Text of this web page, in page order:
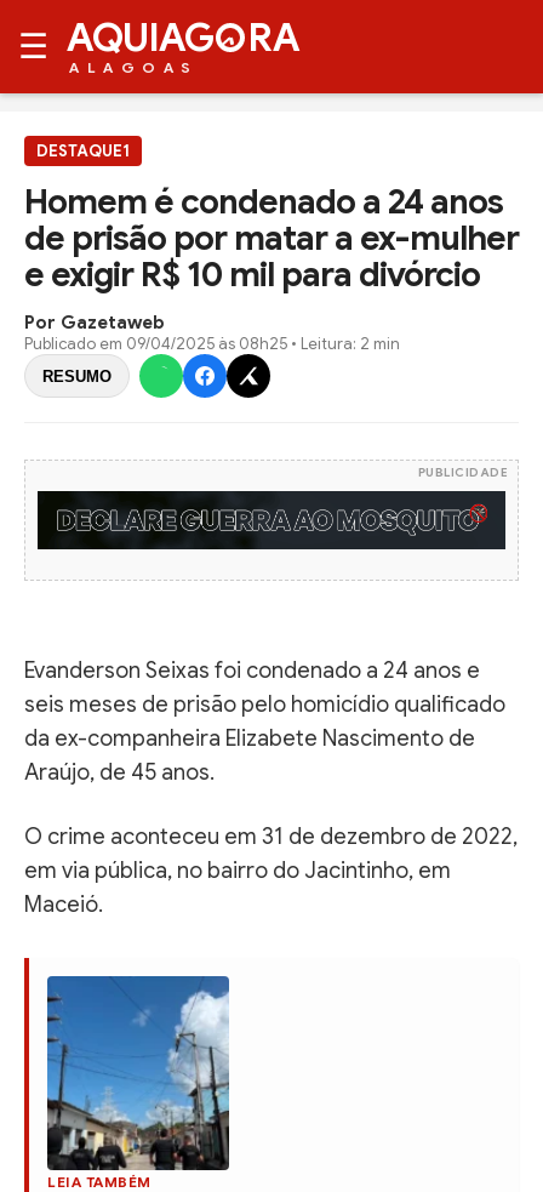
☰ AQUIAG RA
ALAGOAS
DESTAQUE1
Homem é condenado a 24 anos
de prisão por matar a ex-mulher
e exigir R$ 10 mil para divórcio
Por Gazetaweb
Publicado em 09/04/2025 às 08h25 • Leitura: 2 min
RESUMO
PUBLICIDADE
Evanderson Seixas foi condenado a 24 anos e
seis meses de prisão pelo homicídio qualificado
da ex-companheira Elizabete Nascimento de
Araújo, de 45 anos.
O crime aconteceu em 31 de dezembro de 2022,
em via pública, no bairro do Jacintinho, em
Maceió.
LEIA TAMBÉM